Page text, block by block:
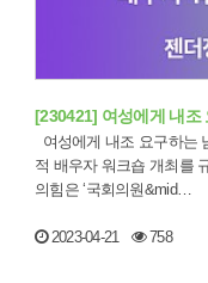
[230421] 여성에게 내
적 배우자 워크숍 개최를 규탄한다 언론 보도에 따르
의힘은 ‘국회의원&mid…
2023-04-21 758